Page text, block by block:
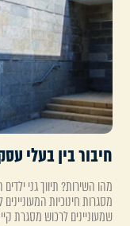
חיבור בין בעלי
מהו השירות? תיווך גני
מסגרות חינוכיות
שמעוניינים לרכוש מסגרת